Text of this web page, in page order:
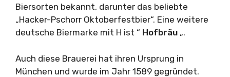
Biersorten bekannt, darunter das beliebte
„Hacker-Pschorr Oktoberfestbier“. Eine weitere
deutsche Biermarke mit H ist “ Hofbräu „.
Auch diese Brauerei hat ihren Ursprung in
München und wurde im Jahr 1589 gegründet.